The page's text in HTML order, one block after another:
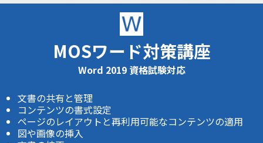
MOSワード対策講座
Word 2019 資格試験対応
文書の共有と管理
コンテンツの書式設定
ページのレイアウトと再利用可能なコンテンツの適用
図や画像の挿入